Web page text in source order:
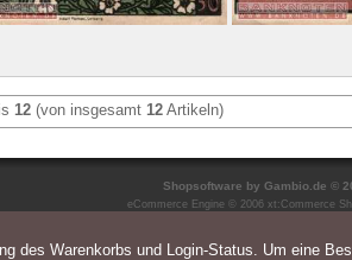
12 (von insgesamt 12 Artikeln)
Shopsoftware by Gambio.de ©
eCommerce Engine © 2006 xt:Commerce
des Warenkorbs und Login-Status. Um eine